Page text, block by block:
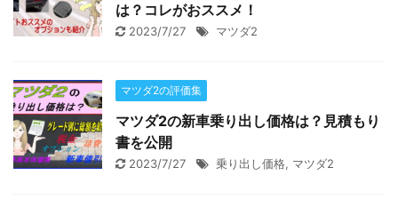
は？コレがおススメ！
2023/7/27 マツダ2
マツダ2の評価集
マツダ2の新車乗り出し価格は？見積もり
書を公開
2023/7/27 乗り出し価格, マツダ2